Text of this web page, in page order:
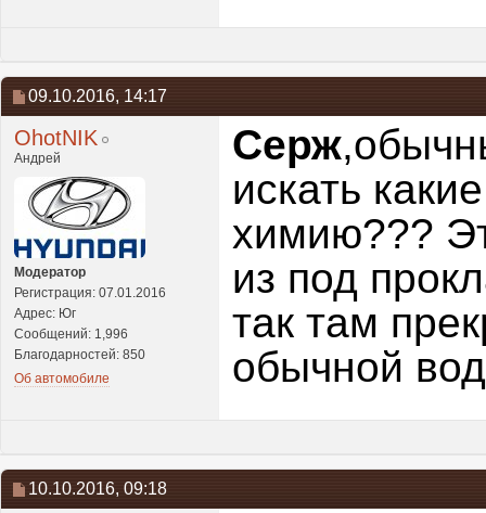
09.10.2016, 14:17
OhotNIK
Андрей
Модератор
Регистрация: 07.01.2016
Адрес: Юг
Сообщений: 1,996
Благодарностей: 850
Об автомобиле
Серж
искать
химию???
из под
так там
обычной
10.10.2016, 09:18